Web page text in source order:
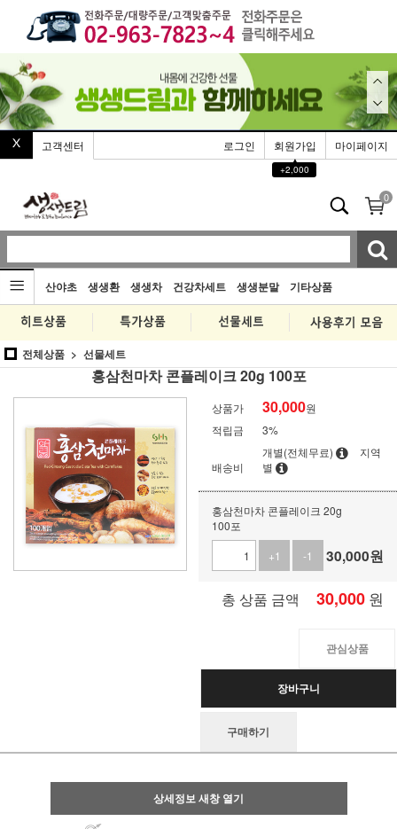
고객센터 로그인
회원가입
▲
+2,000
마이페이지
0
산야초 생생환 생생차 건강차세트 생생분말 기타상품
전체상품 선물세트
홍삼천마차 콘플레이크 20g 100포
상품가 30,000원
적립금
3%
배송비
개별(전체무료)
지역
별
홍삼천마차 콘플레이크 20g
100포
+1
-1 30,000원
총 상품 금액 30,000 원
관심상품
장바구니
구매하기
상세정보 새창 열기